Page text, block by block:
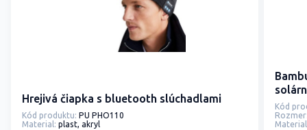
Hrejivá čiapka s bluetooth slúchadlami
Kód produktu: PU PHO110
Material: plast, akryl
Kód